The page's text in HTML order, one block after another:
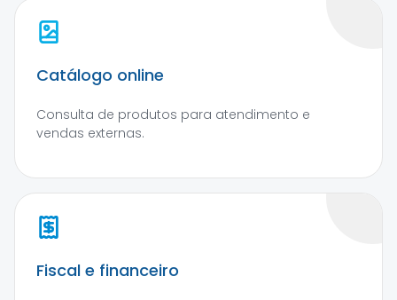
Catálogo online
Consulta de produtos para atendimento e
vendas externas.
Fiscal e financeiro